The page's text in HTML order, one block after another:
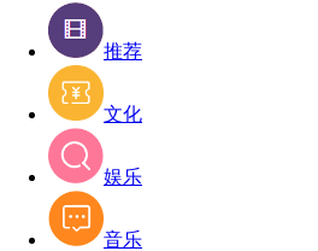
推荐
文化
娱乐
音乐